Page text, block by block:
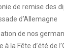
de remise des
d’Allemagne
de nos
à la Fête d’été de